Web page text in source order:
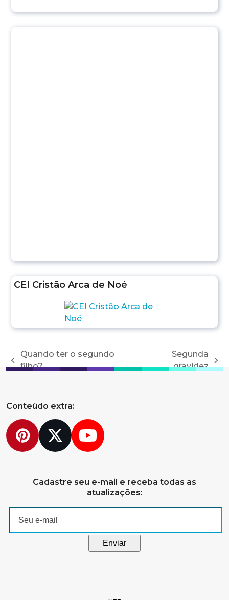
CEI Cristão Arca de Noé
previous
Quando ter o segundo
filho?
next
Segunda
gravidez
Conteúdo extra:
Pinterest
TwitterYouTube
Cadastre seu e-mail e receba todas as
atualizações: